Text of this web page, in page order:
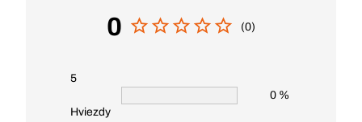
0 (0)
5
Hviezdy
0 %